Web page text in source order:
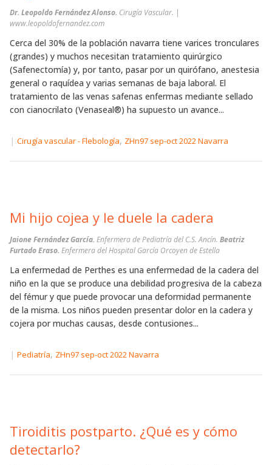
Dr. Leopoldo Fernández Alonso. Cirugía Vascular. |
www.leopoldofernandez.com
Cerca del 30% de la población navarra tiene varices tronculares
(grandes) y muchos necesitan tratamiento quirúrgico
(Safenectomía) y, por tanto, pasar por un quirófano, anestesia
general o raquídea y varias semanas de baja laboral. El
tratamiento de las venas safenas enfermas mediante sellado
con cianocrilato (Venaseal®) ha supuesto un avance...
| Cirugía vascular - Flebología, ZHn97 sep-oct 2022 Navarra
Mi hijo cojea y le duele la cadera
Jaione Fernández García. Enfermera de Pediatría del C.S. Ancín. Beatriz
Furtado Eraso. Enfermera del Hospital García Orcoyen de Estella
La enfermedad de Perthes es una enfermedad de la cadera del
niño en la que se produce una debilidad progresiva de la cabeza
del fémur y que puede provocar una deformidad permanente
de la misma. Los niños pueden presentar dolor en la cadera y
cojera por muchas causas, desde contusiones...
| Pediatría, ZHn97 sep-oct 2022 Navarra
Tiroiditis postparto. ¿Qué es y cómo
detectarlo?